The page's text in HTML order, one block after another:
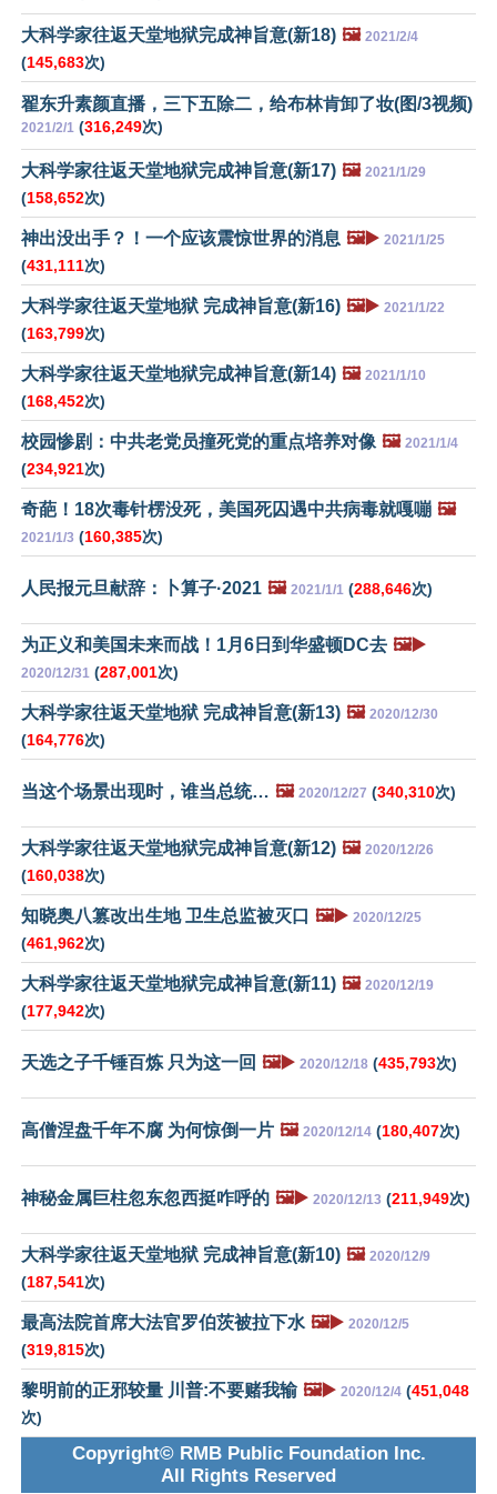
大科学家往返天堂地狱完成神旨意(新18) 🖼️ 2021/2/4
(145,683次)
翟东升素颜直播，三下五除二，给布林肯卸了妆(图/3视频)
2021/2/1 (316,249次)
大科学家往返天堂地狱完成神旨意(新17) 🖼️ 2021/1/29
(158,652次)
神出没出手？！一个应该震惊世界的消息 🖼️▶️ 2021/1/25
(431,111次)
大科学家往返天堂地狱 完成神旨意(新16) 🖼️▶️ 2021/1/22
(163,799次)
大科学家往返天堂地狱完成神旨意(新14) 🖼️ 2021/1/10
(168,452次)
校园惨剧：中共老党员撞死党的重点培养对像 🖼️ 2021/1/4
(234,921次)
奇葩！18次毒针楞没死，美国死囚遇中共病毒就嘎嘣 🖼️
2021/1/3 (160,385次)
人民报元旦献辞：卜算子·2021 🖼️ 2021/1/1 (288,646次)
为正义和美国未来而战！1月6日到华盛顿DC去 🖼️▶️
2020/12/31 (287,001次)
大科学家往返天堂地狱 完成神旨意(新13) 🖼️ 2020/12/30
(164,776次)
当这个场景出现时，谁当总统… 🖼️ 2020/12/27 (340,310次)
大科学家往返天堂地狱完成神旨意(新12) 🖼️ 2020/12/26
(160,038次)
知晓奥八篡改出生地 卫生总监被灭口 🖼️▶️ 2020/12/25
(461,962次)
大科学家往返天堂地狱完成神旨意(新11) 🖼️ 2020/12/19
(177,942次)
天选之子千锤百炼 只为这一回 🖼️▶️ 2020/12/18 (435,793次)
高僧涅盘千年不腐 为何惊倒一片 🖼️ 2020/12/14 (180,407次)
神秘金属巨柱忽东忽西挺咋呼的 🖼️▶️ 2020/12/13 (211,949次)
大科学家往返天堂地狱 完成神旨意(新10) 🖼️ 2020/12/9
(187,541次)
最高法院首席大法官罗伯茨被拉下水 🖼️▶️ 2020/12/5
(319,815次)
黎明前的正邪较量 川普:不要赌我输 🖼️▶️ 2020/12/4 (451,048
次)
Copyright© RMB Public Foundation Inc.
All Rights Reserved